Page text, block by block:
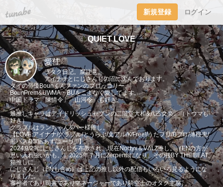
tuna.be 新規登録 ログイン
QUIET LOVE
愛佳
ヲタク日記。腐注意。
アイナナとにじさんじの沼に沈んでおります。
タイの俳優Bounくんファンのブロッコリー。
BounPrem&UWMA・BUをこよなく愛してます。
中国ドラマ「陳情令」「山河令」も好き。
最推しキャラはアイドリッシュセブンの二階堂大和&八乙女楽。（トウマも
好き）
グラブルはランちゃん&パー様推し。
【LOVE:アイナナ/グラブル/とうらぶ/文アル/K/Free!/うたプリ/Bプロ/薄桜鬼/
黒バス/00/凪あす/ユーリ!!!】
2024.9/29ににじさんじを布教され、現在Noctyx＆VΔLZ推し。（ENの方が
思い入れ強いかも。）2025年７月にZerpentsになり、その後BY THE BEAT
箱推しに。
にじさんじ（ENも含め）は上記の推し以外の配信もいろいろ見るようにな
りました。
審神者であり司書でありマネージャーであり騎空士のオタク主腐。